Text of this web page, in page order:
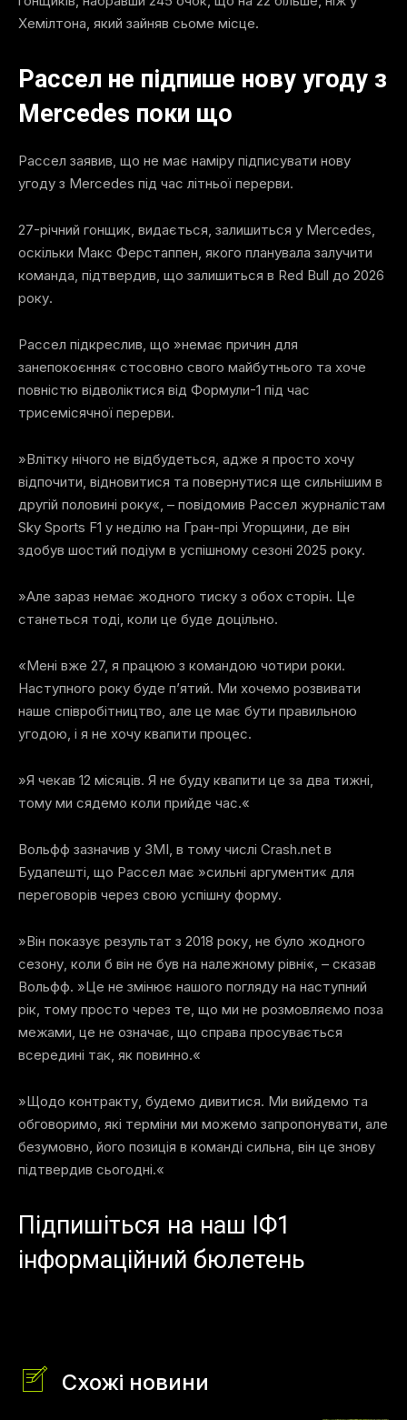
Хемілтона, який зайняв сьоме місце.
Рассел не підпише нову угоду з
Mercedes поки що
Рассел заявив, що не має наміру підписувати нову
угоду з Mercedes під час літньої перерви.
27-річний гонщик, видається, залишиться у Mercedes,
оскільки Макс Ферстаппен, якого планувала залучити
команда, підтвердив, що залишиться в Red Bull до 2026
року.
Рассел підкреслив, що »немає причин для
занепокоєння« стосовно свого майбутнього та хоче
повністю відволіктися від Формули-1 під час
трисемісячної перерви.
»Влітку нічого не відбудеться, адже я просто хочу
відпочити, відновитися та повернутися ще сильнішим в
другій половині року«, – повідомив Рассел журналістам
Sky Sports F1 у неділю на Гран-прі Угорщини, де він
здобув шостий подіум в успішному сезоні 2025 року.
»Але зараз немає жодного тиску з обох сторін. Це
станеться тоді, коли це буде доцільно.
«Мені вже 27, я працюю з командою чотири роки.
Наступного року буде п’ятий. Ми хочемо розвивати
наше співробітництво, але це має бути правильною
угодою, і я не хочу квапити процес.
»Я чекав 12 місяців. Я не буду квапити це за два тижні,
тому ми сядемо коли прийде час.«
Вольфф зазначив у ЗМІ, в тому числі Crash.net в
Будапешті, що Рассел має »сильні аргументи« для
переговорів через свою успішну форму.
»Він показує результат з 2018 року, не було жодного
сезону, коли б він не був на належному рівні«, – сказав
Вольфф. »Це не змінює нашого погляду на наступний
рік, тому просто через те, що ми не розмовляємо поза
межами, це не означає, що справа просувається
всередині так, як повинно.«
»Щодо контракту, будемо дивитися. Ми вийдемо та
обговоримо, які терміни ми можемо запропонувати, але
безумовно, його позиція в команді сильна, він це знову
підтвердив сьогодні.«
Підпишіться на наш ІФ1
інформаційний бюлетень
Схожі новини